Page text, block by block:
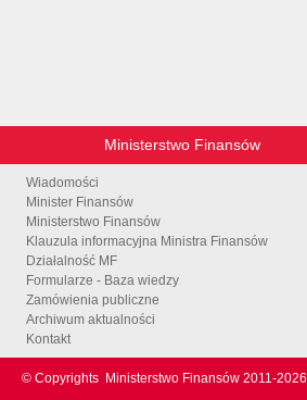
Ministerstwo Finansów
Wiadomości
Minister Finansów
Ministerstwo Finansów
Klauzula informacyjna Ministra Finansów
Działalność MF
Formularze - Baza wiedzy
Zamówienia publiczne
Archiwum aktualności
Kontakt
© Copyrights Ministerstwo Finansów 2011-2026